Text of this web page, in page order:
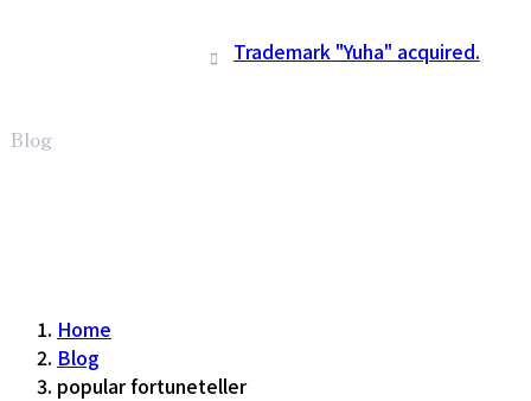
Trademark "Yuha" acquired.
Blog
Home
Blog
popular fortuneteller